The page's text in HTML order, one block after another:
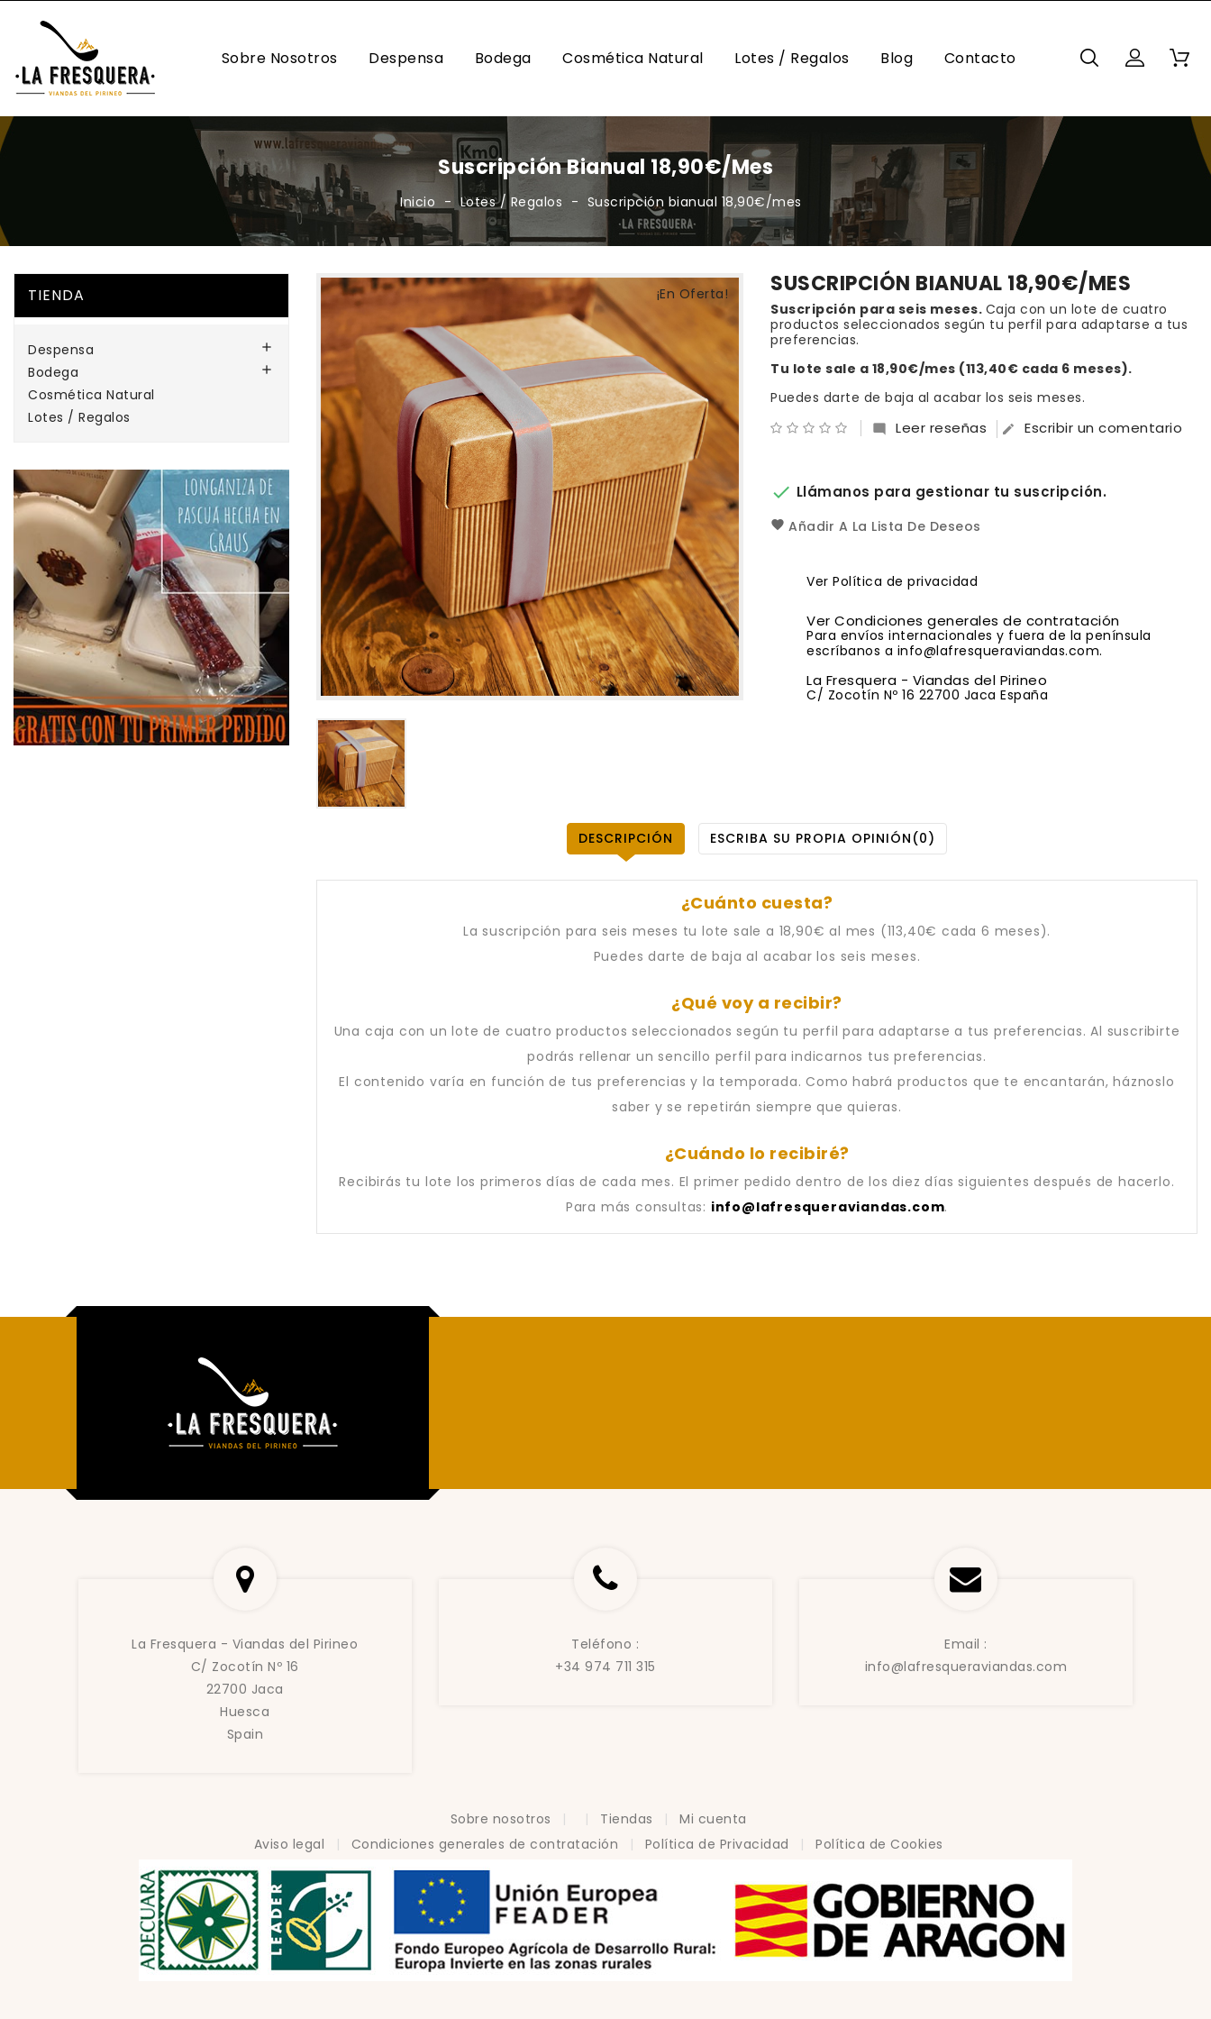
Sobre Nosotros Despensa Bodega Cosmética Natural Lotes / Regalos Blog Contacto
Suscripción Bianual 18,90€/mes
Inicio Lotes / Regalos Suscripción bianual 18,90€/mes
TIENDA
Despensa 
Bodega 
Cosmética Natural
Lotes / Regalos
¡En Oferta! SUSCRIPCIÓN BIANUAL 18,90€/MES
Suscripción para seis meses. Caja con un lote de cuatro
productos seleccionados según tu perfil para adaptarse a tus
preferencias.
Tu lote sale a 18,90€/mes (113,40€ cada 6 meses).
Puedes darte de baja al acabar los seis meses.
 Leer reseñas  Escribir un comentario
 Llámanos para gestionar tu suscripción.
Añadir A La Lista De Deseos
Ver Política de privacidad
Ver Condiciones generales de contratación
Para envíos internacionales y fuera de la península
escríbanos a info@lafresqueraviandas.com.
La Fresquera - Viandas del Pirineo
C/ Zocotín Nº 16 22700 Jaca España
DESCRIPCIÓN ESCRIBA SU PROPIA OPINIÓN (0)
¿Cuánto cuesta?
La suscripción para seis meses tu lote sale a 18,90€ al mes (113,40€ cada 6 meses).
Puedes darte de baja al acabar los seis meses.
¿Qué voy a recibir?
Una caja con un lote de cuatro productos seleccionados según tu perfil para adaptarse a tus preferencias. Al suscribirte
podrás rellenar un sencillo perfil para indicarnos tus preferencias.
El contenido varía en función de tus preferencias y la temporada. Como habrá productos que te encantarán, háznoslo
saber y se repetirán siempre que quieras.
¿Cuándo lo recibiré?
Recibirás tu lote los primeros días de cada mes. El primer pedido dentro de los diez días siguientes después de hacerlo.
Para más consultas: info@lafresqueraviandas.com.
La Fresquera - Viandas del Pirineo
C/ Zocotín Nº 16
22700 Jaca
Huesca
Spain
Teléfono :
+34 974 711 315
Email :
info@lafresqueraviandas.com
Sobre nosotros Tiendas
Mi cuenta
Aviso legal
Condiciones generales de contratación Política de Privacidad Política de Cookies